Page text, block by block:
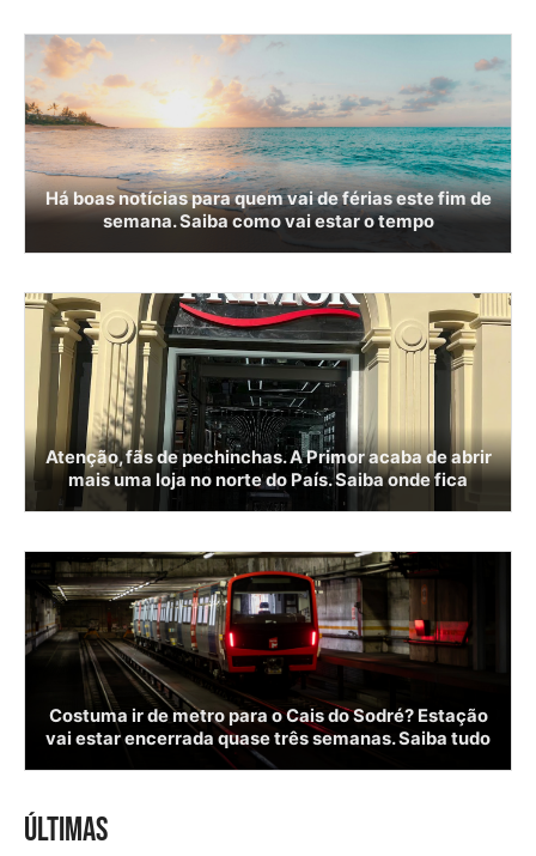
Há boas notícias para quem vai de férias este fim de
semana. Saiba como vai estar o tempo
Atenção, fãs de pechinchas. A Primor acaba de abrir
mais uma loja no norte do País. Saiba onde fica
Costuma ir de metro para o Cais do Sodré? Estação
vai estar encerrada quase três semanas. Saiba tudo
ÚLTIMAS